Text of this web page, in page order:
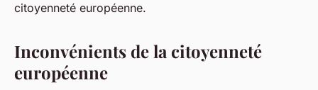
citoyenneté européenne.
Inconvénients de la citoyenneté
européenne